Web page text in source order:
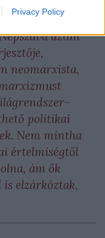
Privacy Policy
aztán
neomarxista,
politikai
Nem mintha
értelmiségtől
ám ők
is elzárkóztak,